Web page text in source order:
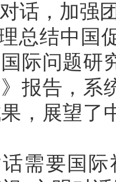
话，加强
总结中国
际问题研
报告，系
，展望了
需要国